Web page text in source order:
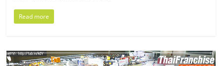
ปรึกษา
ฟรี,
Read more